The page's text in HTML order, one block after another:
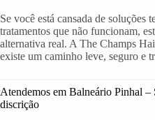
Se você está cansada de soluções
tratamentos que não funcionam,
alternativa real. A The Champs
existe um caminho leve, seguro e
Atendemos em Balneário Pinhal –
discrição